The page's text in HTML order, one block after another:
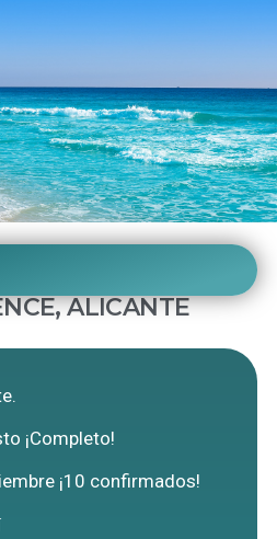
ALICANTE
¡Completo!
¡10 confirmados!